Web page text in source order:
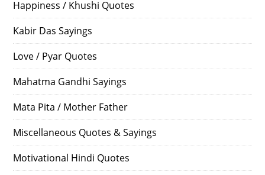
Happiness / Khushi Quotes
Kabir Das Sayings
Love / Pyar Quotes
Mahatma Gandhi Sayings
Mata Pita / Mother Father
Miscellaneous Quotes & Sayings
Motivational Hindi Quotes